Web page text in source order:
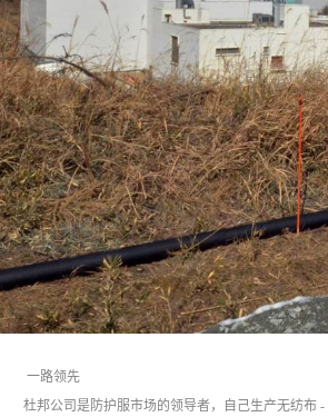
一路领先
杜邦公司是防护服市场的领导者，自己生产无纺布 -